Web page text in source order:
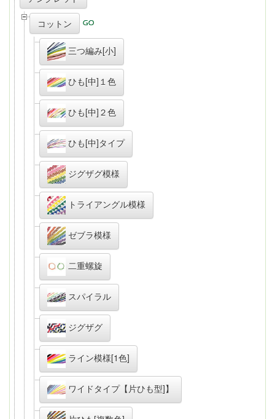
コットン
三つ編み[小]
ひも[中]１色
ひも[中]２色
ひも[中]タイプ
ジグザグ模様
トライアングル模様
ゼブラ模様
二重螺旋
スパイラル
ジグザグ
ライン模様[1色]
ワイドタイプ【片ひも型]】